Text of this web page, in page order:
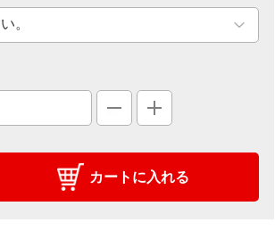
カートに入れる